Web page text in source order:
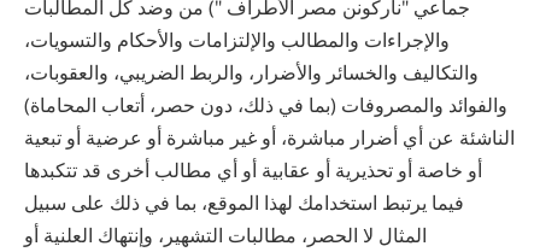
جماعي "‫ناركونن‬ ‫مصر‬ الأطراف ") من وضد كل المطالبات
والإجراءات والمطالب والإلتزامات والأحكام والتسويات،
والتكاليف والخسائر والأضرار، والربط الضريبي، والعقوبات،
والفوائد والمصروفات (بما في ذلك، دون حصر، أتعاب المحاماة)
الناشئة عن أي أضرار مباشرة، أو غير مباشرة أو عرضية أو تبعية
أو خاصة أو تحذيرية أو عقابية أو أي مطالب أخرى قد تتكبدها
فيما يرتبط استخدامك لهذا الموقع، بما في ذلك على سبيل
المثال لا الحصر، مطالبات التشهير، وإنتهاك العلنية أو